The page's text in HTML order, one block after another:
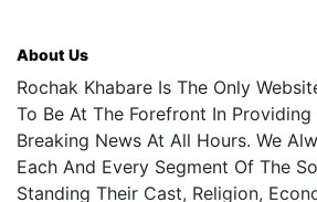
About Us
Rochak Khabare Is The Only
To Be At The Forefront In
Breaking News At All Hours. We
Each And Every Segment Of The
Standing Their Cast, Religion,